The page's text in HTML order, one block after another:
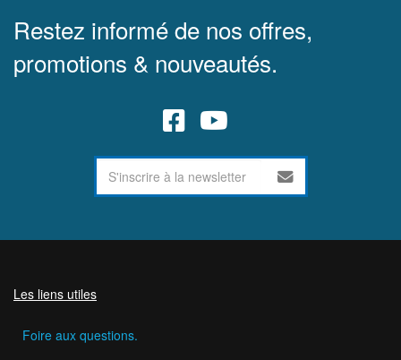
Restez informé de nos offres,
promotions & nouveautés.
Les liens utiles
Foire aux questions.